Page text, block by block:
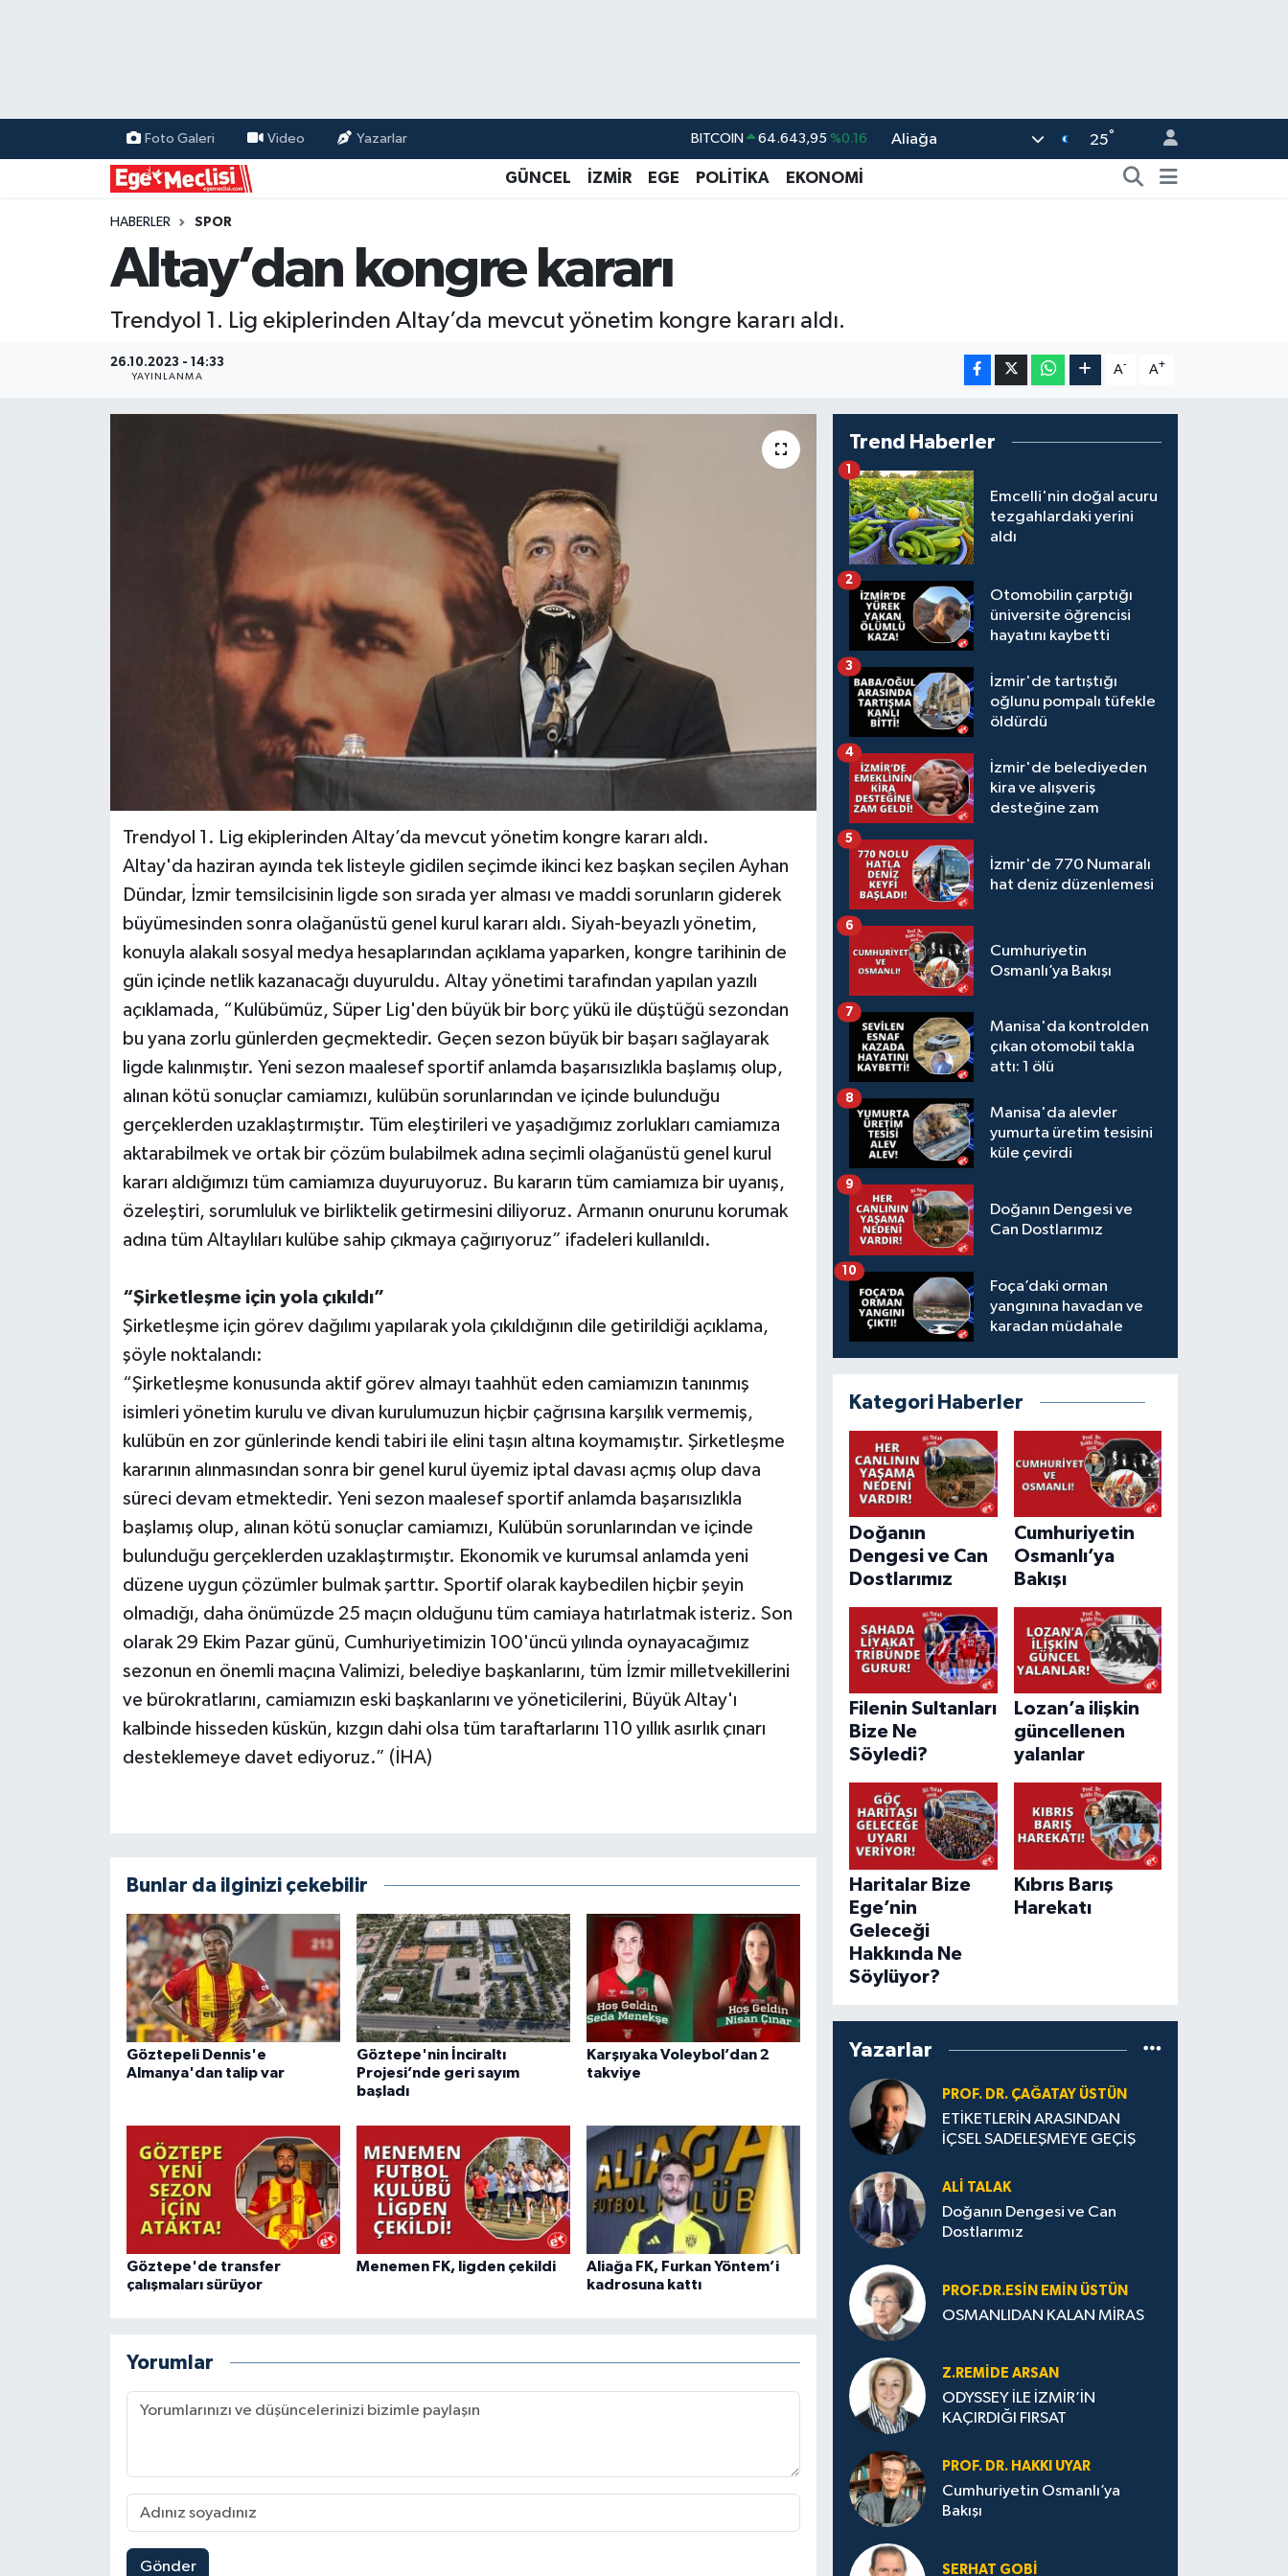
Foto Galeri Video Yazarlar
BITCOIN 64.643,95 %0.16
DOLAR 47,6006 %0.06
Aliağa 25°
GÜNCEL İZMİR EGE POLİTİKA EKONOMİ
HABERLER SPOR
Altay’dan kongre kararı
Trendyol 1. Lig ekiplerinden Altay’da mevcut yönetim kongre kararı aldı.
26.10.2023 - 14:33
YAYINLANMA
A- A+
Trendyol 1. Lig ekiplerinden Altay’da mevcut yönetim kongre kararı aldı.
Altay'da haziran ayında tek listeyle gidilen seçimde ikinci kez başkan seçilen Ayhan
Dündar, İzmir temsilcisinin ligde son sırada yer alması ve maddi sorunların giderek
büyümesinden sonra olağanüstü genel kurul kararı aldı. Siyah-beyazlı yönetim,
konuyla alakalı sosyal medya hesaplarından açıklama yaparken, kongre tarihinin de
gün içinde netlik kazanacağı duyuruldu. Altay yönetimi tarafından yapılan yazılı
açıklamada, “Kulübümüz, Süper Lig'den büyük bir borç yükü ile düştüğü sezondan
bu yana zorlu günlerden geçmektedir. Geçen sezon büyük bir başarı sağlayarak
ligde kalınmıştır. Yeni sezon maalesef sportif anlamda başarısızlıkla başlamış olup,
alınan kötü sonuçlar camiamızı, kulübün sorunlarından ve içinde bulunduğu
gerçeklerden uzaklaştırmıştır. Tüm eleştirileri ve yaşadığımız zorlukları camiamıza
aktarabilmek ve ortak bir çözüm bulabilmek adına seçimli olağanüstü genel kurul
kararı aldığımızı tüm camiamıza duyuruyoruz. Bu kararın tüm camiamıza bir uyanış,
özeleştiri, sorumluluk ve birliktelik getirmesini diliyoruz. Armanın onurunu korumak
adına tüm Altaylıları kulübe sahip çıkmaya çağırıyoruz” ifadeleri kullanıldı.
“Şirketleşme için yola çıkıldı”
Şirketleşme için görev dağılımı yapılarak yola çıkıldığının dile getirildiği açıklama,
şöyle noktalandı:
“Şirketleşme konusunda aktif görev almayı taahhüt eden camiamızın tanınmış
isimleri yönetim kurulu ve divan kurulumuzun hiçbir çağrısına karşılık vermemiş,
kulübün en zor günlerinde kendi tabiri ile elini taşın altına koymamıştır. Şirketleşme
kararının alınmasından sonra bir genel kurul üyemiz iptal davası açmış olup dava
süreci devam etmektedir. Yeni sezon maalesef sportif anlamda başarısızlıkla
başlamış olup, alınan kötü sonuçlar camiamızı, Kulübün sorunlarından ve içinde
bulunduğu gerçeklerden uzaklaştırmıştır. Ekonomik ve kurumsal anlamda yeni
düzene uygun çözümler bulmak şarttır. Sportif olarak kaybedilen hiçbir şeyin
olmadığı, daha önümüzde 25 maçın olduğunu tüm camiaya hatırlatmak isteriz. Son
olarak 29 Ekim Pazar günü, Cumhuriyetimizin 100'üncü yılında oynayacağımız
sezonun en önemli maçına Valimizi, belediye başkanlarını, tüm İzmir milletvekillerini
ve bürokratlarını, camiamızın eski başkanlarını ve yöneticilerini, Büyük Altay'ı
kalbinde hisseden küskün, kızgın dahi olsa tüm taraftarlarını 110 yıllık asırlık çınarı
desteklemeye davet ediyoruz.” (İHA)
Bunlar da ilginizi çekebilir
Göztepeli Dennis'e
Almanya'dan talip var
Göztepe'nin İnciraltı
Projesi’nde geri sayım
başladı
Karşıyaka Voleybol’dan 2
takviye
Göztepe'de transfer
çalışmaları sürüyor
Menemen FK, ligden çekildi
Aliağa FK, Furkan Yöntem’i
kadrosuna kattı
Yorumlar
Gönder
Trend Haberler
Emcelli'nin doğal acuru
tezgahlardaki yerini
aldı
1
Otomobilin çarptığı
üniversite öğrencisi
hayatını kaybetti
2
İzmir'de tartıştığı
oğlunu pompalı tüfekle
öldürdü
3
İzmir'de belediyeden
kira ve alışveriş
desteğine zam
4
İzmir'de 770 Numaralı
hat deniz düzenlemesi
5
Cumhuriyetin
Osmanlı’ya Bakışı
6
Manisa'da kontrolden
çıkan otomobil takla
attı: 1 ölü
7
Manisa'da alevler
yumurta üretim tesisini
küle çevirdi
8
Doğanın Dengesi ve
Can Dostlarımız
9
Foça’daki orman
yangınına havadan ve
karadan müdahale
10
Kategori Haberler
Doğanın
Dengesi ve Can
Dostlarımız
Cumhuriyetin
Osmanlı’ya
Bakışı
Filenin Sultanları
Bize Ne
Söyledi?
Lozan’a ilişkin
güncellenen
yalanlar
Haritalar Bize
Ege’nin
Geleceği
Hakkında Ne
Söylüyor?
Kıbrıs Barış
Harekatı
Yazarlar
PROF. DR. ÇAĞATAY ÜSTÜN
ETİKETLERİN ARASINDAN
İÇSEL SADELEŞMEYE GEÇİŞ
ALI TALAK
Doğanın Dengesi ve Can
Dostlarımız
PROF.DR.ESIN EMIN ÜSTÜN
OSMANLIDAN KALAN MİRAS
Z.REMIDE ARSAN
ODYSSEY İLE İZMİR’İN
KAÇIRDIĞI FIRSAT
PROF. DR. HAKKI UYAR
Cumhuriyetin Osmanlı’ya
Bakışı
SERHAT GOBİ
EKONOMİ
GÜNCEL
ÖZEL HABER
POLİTİKA
Programlar